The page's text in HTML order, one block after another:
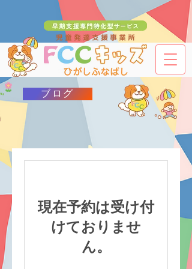
ブログ
現在予約は受け付
けておりませ
ん。